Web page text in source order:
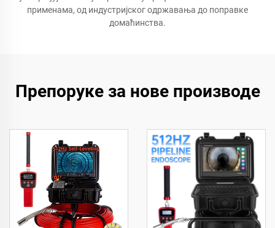
применама, од индустријског одржавања до поправке
домаћинства.
Препоруке за нове производе